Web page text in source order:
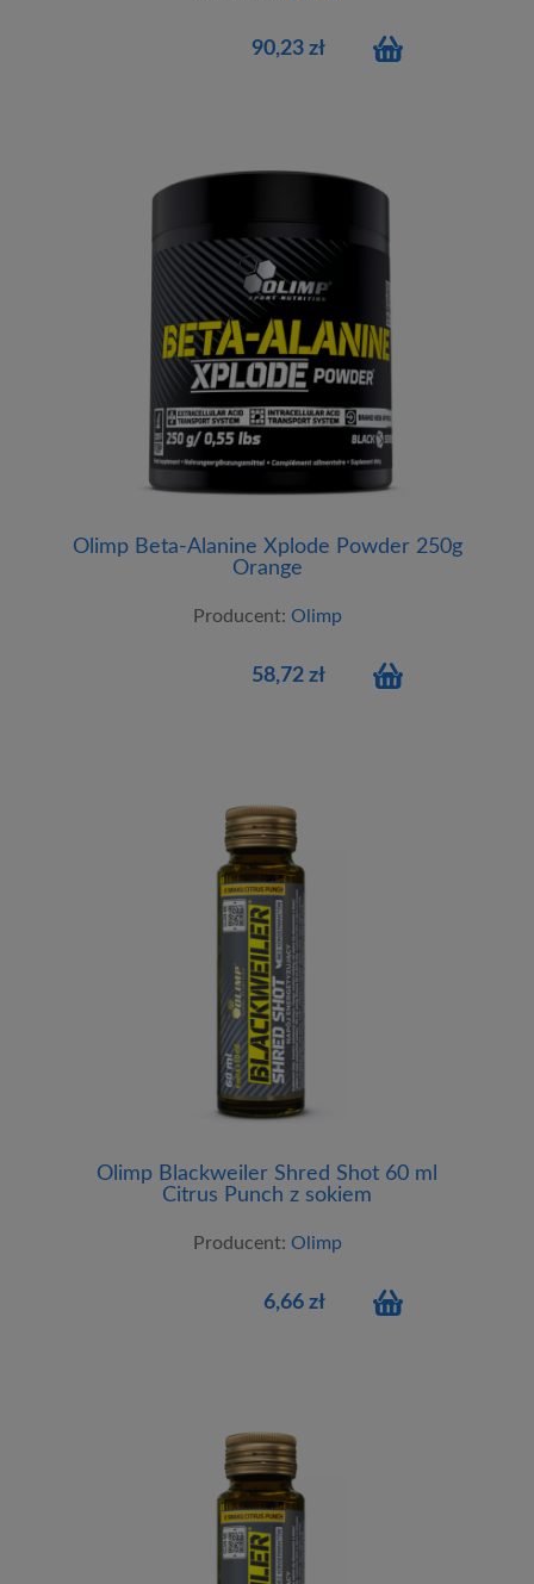
90,23 zł
Olimp Beta-Alanine Xplode Powder 250g
Orange
Producent: Olimp
58,72 zł
Olimp Blackweiler Shred Shot 60 ml
Citrus Punch z sokiem
Producent: Olimp
6,66 zł